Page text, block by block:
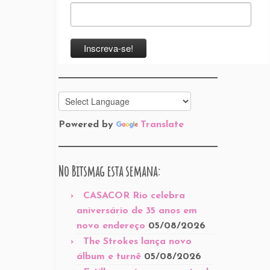
Powered by Translate
No Bitsmag esta semana:
CASACOR Rio celebra
aniversário de 35 anos em
novo endereço 05/08/2026
The Strokes lança novo
álbum e turnê 05/08/2026